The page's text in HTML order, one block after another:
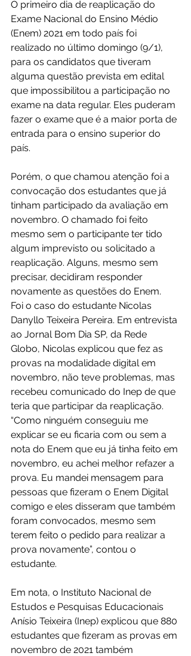
O primeiro dia de reaplicação do
Exame Nacional do Ensino Médio
(Enem) 2021 em todo país foi
realizado no último domingo (9/1),
para os candidatos que tiveram
alguma questão prevista em edital
que impossibilitou a participação no
exame na data regular. Eles puderam
fazer o exame que é a maior porta de
entrada para o ensino superior do
país.
Porém, o que chamou atenção foi a
convocação dos estudantes que já
tinham participado da avaliação em
novembro. O chamado foi feito
mesmo sem o participante ter tido
algum imprevisto ou solicitado a
reaplicação. Alguns, mesmo sem
precisar, decidiram responder
novamente as questões do Enem.
Foi o caso do estudante Nicolas
Danyllo Teixeira Pereira. Em entrevista
ao Jornal Bom Dia SP, da Rede
Globo, Nicolas explicou que fez as
provas na modalidade digital em
novembro, não teve problemas, mas
recebeu comunicado do Inep de que
teria que participar da reaplicação.
“Como ninguém conseguiu me
explicar se eu ficaria com ou sem a
nota do Enem que eu já tinha feito em
novembro, eu achei melhor refazer a
prova. Eu mandei mensagem para
pessoas que fizeram o Enem Digital
comigo e eles disseram que também
foram convocados, mesmo sem
terem feito o pedido para realizar a
prova novamente”, contou o
estudante.
Em nota, o Instituto Nacional de
Estudos e Pesquisas Educacionais
Anísio Teixeira (Inep) explicou que 880
estudantes que fizeram as provas em
novembro de 2021 também